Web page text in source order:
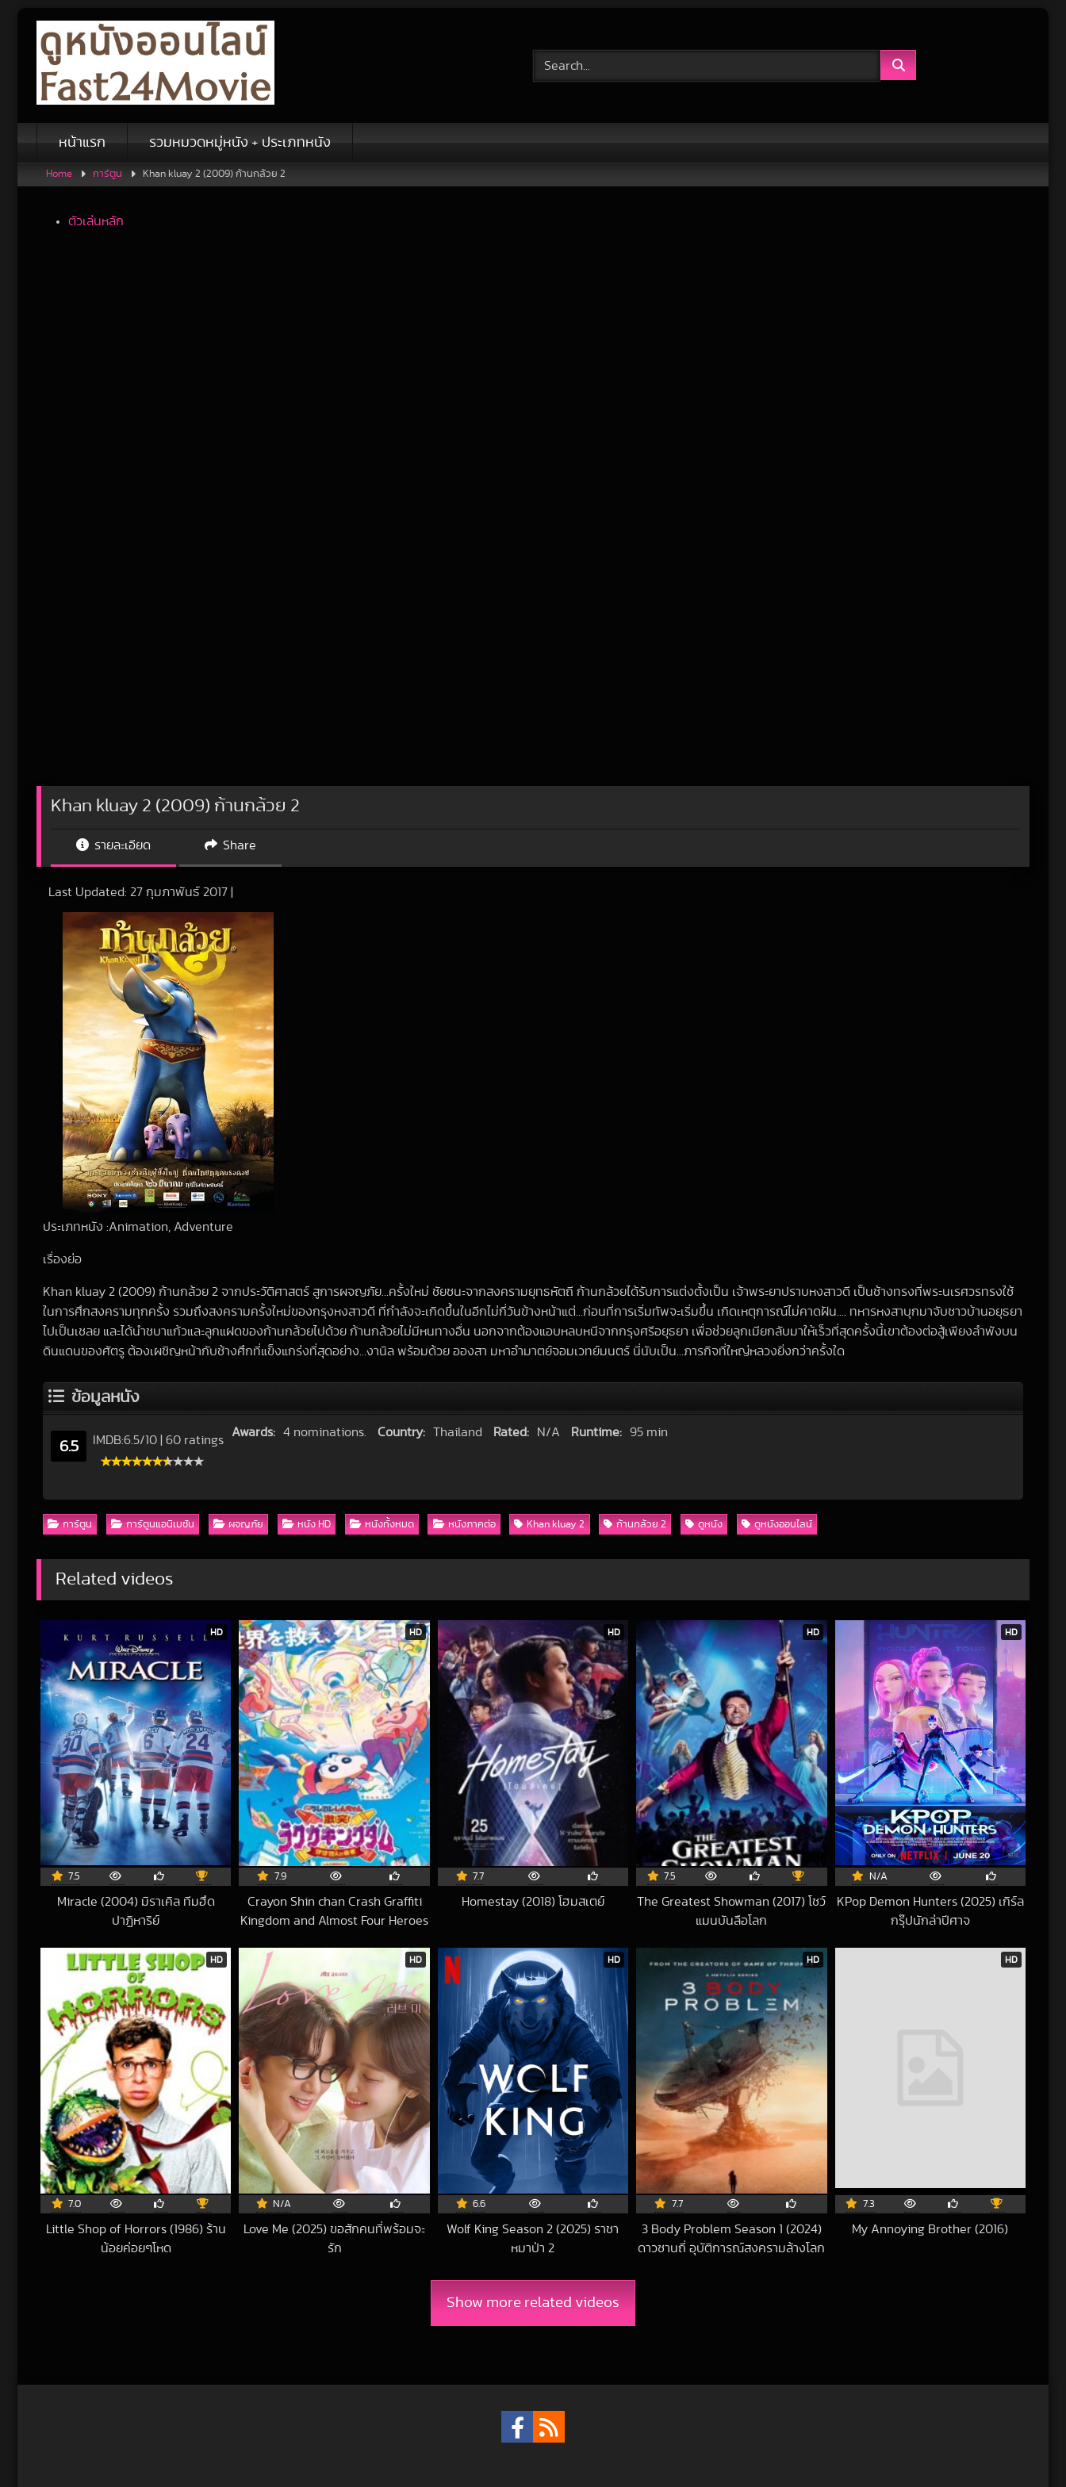
content
หน้าแรก รวมหมวดหมู่หนัง + ประเภทหนัง
Home การ์ตูน Khan kluay 2 (2009) ก้านกล้วย 2
ตัวเล่นหลัก
Khan kluay 2 (2009) ก้านกล้วย 2
รายละเอียด Share
Last Updated: 27 กุมภาพันธ์ 2017
ประเภทหนัง :Animation, Adventure
เรื่องย่อ
Khan kluay 2 (2009) ก้านกล้วย 2 จากประวัติศาสตร์ สูการผจญภัย…ครั้งใหม่ ชัยชนะจากสงครามยุทธหัตถี ก้านกล้วยได้รับการแต่งตั้งเป็น เจ้าพระยาปราบหงสาวดี เป็นช้างทรงที่พระนเรศวรทรงใช้
ในการศึกสงครามทุกครั้ง รวมถึงสงครามครั้งใหม่ของกรุงหงสาวดี ที่กำลังจะเกิดขึ้นในอีกไม่กี่วันข้างหน้าแต่…ก่อนที่การเริ่มทัพจะเริ่มขึ้น เกิดเหตุการณ์ไม่คาดฝัน…. ทหารหงสาบุกมาจับชาวบ้านอยุธยา
ไปเป็นเชลย และได้นำชบาแก้วและลูกแฝดของก้านกล้วยไปด้วย ก้านกล้วยไม่มีหนทางอื่น นอกจากต้องแอบหลบหนีจากกรุงศรีอยุธยา เพื่อช่วยลูกเมียกลับมาให้เร็วที่สุดครั้งนี้เขาต้องต่อสู้เพียงลำพังบน
ดินแดนของศัตรู ต้องเผชิญหน้ากับช้างศึกที่แข็งแกร่งที่สุดอย่าง…งานิล พร้อมด้วย อองสา มหาอำมาตย์จอมเวทย์มนตร์ นี่นับเป็น…ภารกิจที่ใหญ่หลวงยิ่งกว่าครั้งใด
ข้อมูลหนัง
6.5 IMDB:6.5/10 60 ratings
Awards: 4 nominations. Country: Thailand Rated: N/A Runtime: 95 min
การ์ตูน การ์ตูนแอนิเมชัน ผจญภัย หนัง HD หนังทั้งหมด หนังภาคต่อ Khan kluay 2 ก้านกล้วย 2 ดูหนัง ดูหนังออนไลน์
Related videos
HD
7.5
Miracle (2004) มิราเคิล ทีมฮึด
ปาฏิหาริย์
HD
7.9
Crayon Shin chan Crash Graffiti
Kingdom and Almost Four Heroes
2022-01-18 UTC
HD
7.7
Homestay (2018) โฮมสเตย์
HD
7.5
The Greatest Showman (2017) โชว์
แมนบันลือโลก
HD
N/A
KPop Demon Hunters (2025) เกิร์ล
กรุ๊ปนักล่าปีศาจ
HD
7.0
Little Shop of Horrors (1986) ร้าน
น้อยค่อยๆโหด
HD
N/A
Love Me (2025) ขอสักคนที่พร้อมจะ
รัก
HD
6.6
Wolf King Season 2 (2025) ราชา
หมาป่า 2
HD
7.7
3 Body Problem Season 1 (2024)
ดาวซานถี่ อุบัติการณ์สงครามล้างโลก
HD
7.3
My Annoying Brother (2016)
Show more related videos